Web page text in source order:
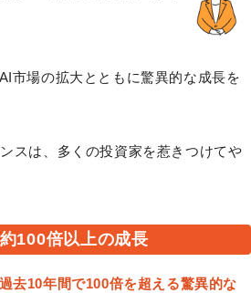
市場の拡大とともに驚異的な成長を
スは、多くの投資家を惹きつけてや
100倍以上の成長
過去10年間で100倍を超える驚異的な